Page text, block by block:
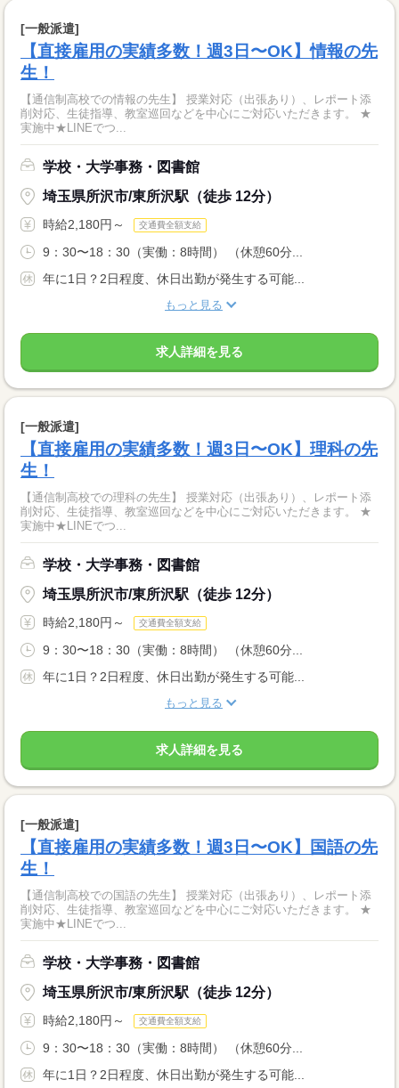
[一般派遣]
【直接雇用の実績多数！週3日〜OK】情報の先
生！
【通信制高校での情報の先生】 授業対応（出張あり）、レポート添
削対応、生徒指導、教室巡回などを中心にご対応いただきます。 ★
実施中★LINEでつ...
学校・大学事務・図書館
埼玉県所沢市/東所沢駅（徒歩 12分）
時給2,180円～ 交通費全額支給
9：30〜18：30（実働：8時間） （休憩60分...
年に1日？2日程度、休日出勤が発生する可能...
もっと見る
求人詳細を見る
[一般派遣]
【直接雇用の実績多数！週3日〜OK】理科の先
生！
【通信制高校での理科の先生】 授業対応（出張あり）、レポート添
削対応、生徒指導、教室巡回などを中心にご対応いただきます。 ★
実施中★LINEでつ...
学校・大学事務・図書館
埼玉県所沢市/東所沢駅（徒歩 12分）
時給2,180円～ 交通費全額支給
9：30〜18：30（実働：8時間） （休憩60分...
年に1日？2日程度、休日出勤が発生する可能...
もっと見る
求人詳細を見る
[一般派遣]
【直接雇用の実績多数！週3日〜OK】国語の先
生！
【通信制高校での国語の先生】 授業対応（出張あり）、レポート添
削対応、生徒指導、教室巡回などを中心にご対応いただきます。 ★
実施中★LINEでつ...
学校・大学事務・図書館
埼玉県所沢市/東所沢駅（徒歩 12分）
時給2,180円～ 交通費全額支給
9：30〜18：30（実働：8時間） （休憩60分...
年に1日？2日程度、休日出勤が発生する可能...